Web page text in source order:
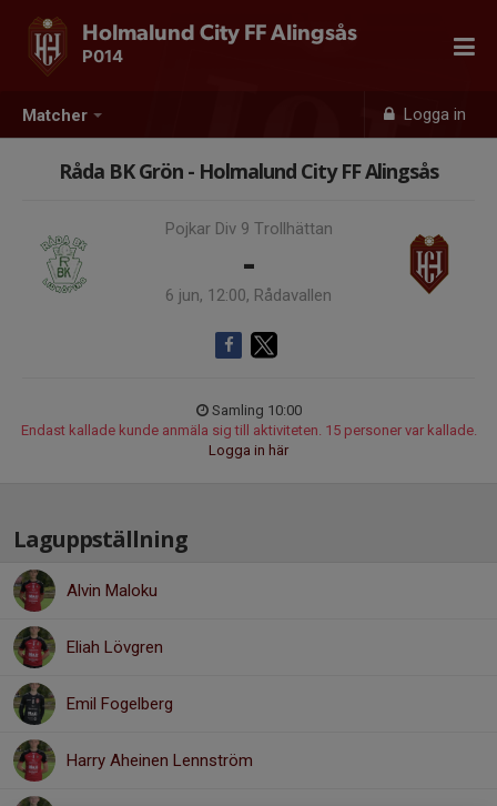
Matcher Logga in
Holmalund City FF Alingsås
P014
Råda BK Grön - Holmalund City FF Alingsås
Pojkar Div 9 Trollhättan
-
6 jun, 12:00, Rådavallen
Samling 10:00
Endast kallade kunde anmäla sig till aktiviteten. 15 personer var kallade.
Logga in här
Laguppställning
Alvin Maloku
Eliah Lövgren
Emil Fogelberg
Harry Aheinen Lennström